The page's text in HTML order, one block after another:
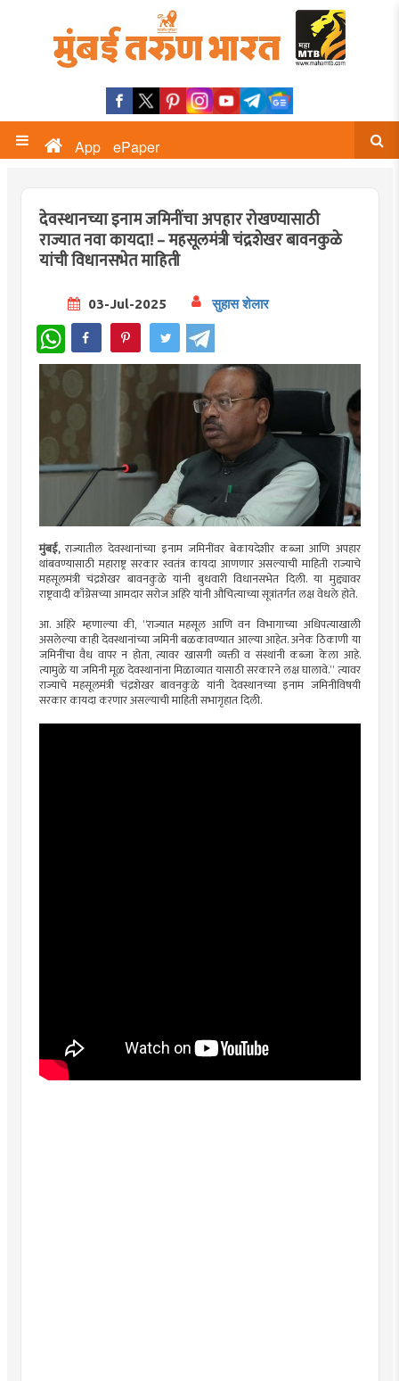
App ePaper
देवस्थानच्या इनाम जमिनींचा अपहार रोखण्यासाठी
राज्यात नवा कायदा! – महसूलमंत्री चंद्रशेखर बावनकुळे
यांची विधानसभेत माहिती
03-Jul-2025 सुहास शेलार
WhatsApp
मुंबई,राज्यातील देवस्थानांच्या इनाम जमिनींवर बेकायदेशीर कब्जा आणि अपहार
थांबवण्यासाठी महाराष्ट्र सरकार स्वतंत्र कायदा आणणार असल्याची माहिती राज्याचे
महसूलमंत्री चंद्रशेखर बावनकुळे यांनी बुधवारी विधानसभेत दिली. या मुद्द्यावर
राष्ट्रवादी काँग्रेसच्या आमदार सरोज अहिरे यांनी औचित्याच्या सूत्रांतर्गत लक्ष वेधले होते.
आ. अहिरे म्हणाल्या की, “राज्यात महसूल आणि वन विभागाच्या अधिपत्याखाली
असलेल्या काही देवस्थानांच्या जमिनी बळकावण्यात आल्या आहेत. अनेक ठिकाणी या
जमिनींचा वैध वापर न होता, त्यावर खासगी व्यक्ती व संस्थांनी कब्जा केला आहे.
त्यामुळे या जमिनी मूळ देवस्थानांना मिळाव्यात यासाठी सरकारने लक्ष घालावे.” त्यावर
राज्याचे महसूलमंत्री चंद्रशेखर बावनकुळे यांनी देवस्थानच्या इनाम जमिनीविषयी
सरकार कायदा करणार असल्याची माहिती सभागृहात दिली.